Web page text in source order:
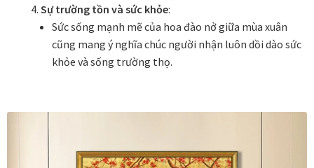
Tranh biểu tượng văn hoá Việt Nam
Tranh dán tường
Tranh nhà mẫu dự án
Sự trường tồn và sức khỏe:
Sức sống mạnh mẽ của hoa đào nở giữa mùa xuân
cũng mang ý nghĩa chúc người nhận luôn dồi dào sức
khỏe và sống trường thọ.